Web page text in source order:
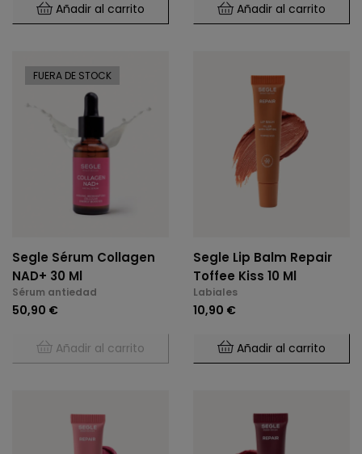
Añadir al carrito Añadir al carrito
FUERA DE STOCK
Segle Sérum Collagen
NAD+ 30 Ml
Sérum antiedad
50,90 €
Añadir al carrito
Segle Lip Balm Repair
Toffee Kiss 10 Ml
Labiales
10,90 €
Añadir al carrito